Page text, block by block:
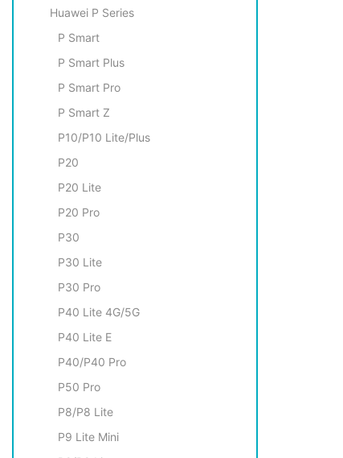
Huawei P Series
P Smart
P Smart Plus
P Smart Pro
P Smart Z
P10/P10 Lite/Plus
P20
P20 Lite
P20 Pro
P30
P30 Lite
P30 Pro
P40 Lite 4G/5G
P40 Lite E
P40/P40 Pro
P50 Pro
P8/P8 Lite
P9 Litе Mini